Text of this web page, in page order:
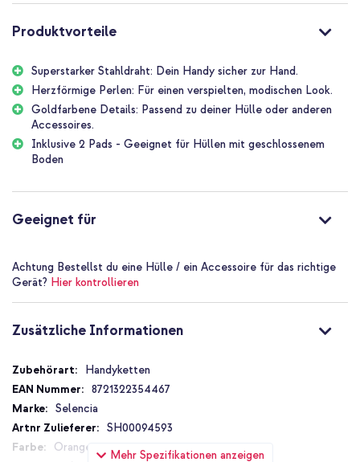
Warum solltest du dich für das Selencia Lova Handgelenksband
30 cm lang inklusive Haken
Superstarker Stahldraht für zusätzliche Sicherheit
Acrylperlen im Herzform-Design
Subtiler goldfarbener Selencia-Anhänger
Goldfarbene Haken zur Befestigung
Geeignet für Telefone mit Haken
Geeignet zur Befestigung eines Telefonpads (2 im
Lieferumfang enthalten)
Vervollständige dein Telefonzubehör mit dem Selencia Lova
bei dir, wo auch immer du bist.
Produktvorteile
Superstarker Stahldraht: Dein Handy sicher zur Hand.
Herzförmige Perlen: Für einen verspielten, modischen Look.
Goldfarbene Details: Passend zu deiner Hülle oder anderen
Accessoires.
Inklusive 2 Pads - Geeignet für Hüllen mit geschlossenem
Boden
Geeignet für
Achtung Bestellst du eine Hülle / ein Accessoire für das richtige
Gerät? Hier kontrollieren
Zusätzliche Informationen
Mehr Spezifikationen anzeigen
Zusätzliche
Informationen
Handyketten
8721322354467
Selencia
SH00094593
Orange